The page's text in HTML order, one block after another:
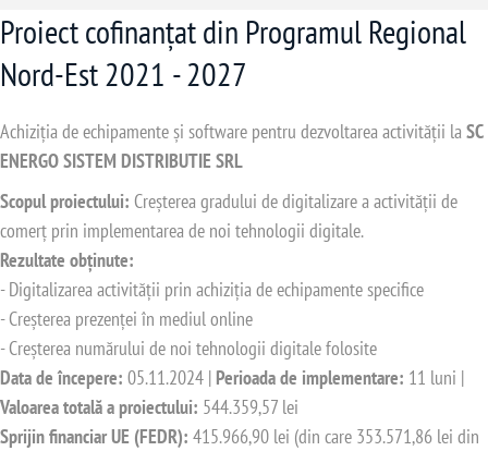
Proiect cofinanțat din Programul Regional
Nord-Est 2021 - 2027
Achiziția de echipamente și software pentru dezvoltarea activității laSC
ENERGO SISTEM DISTRIBUTIE SRL
Scopul proiectului: Creșterea gradului de digitalizare a activității de
comerț prin implementarea de noi tehnologii digitale.
Rezultate obținute:
- Digitalizarea activității prin achiziția de echipamente specifice
- Creșterea prezenței în mediul online
- Creșterea numărului de noi tehnologii digitale folosite
Data de începere: 05.11.2024 | Perioada de implementare: 11 luni |
Valoarea totală a proiectului: 544.359,57 lei
Sprijin financiar UE (FEDR): 415.966,90 lei (din care 353.571,86 lei din